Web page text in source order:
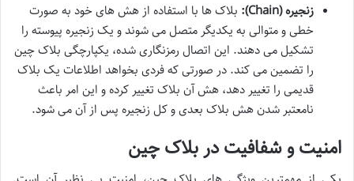
زنجیره (Chain):
بلاک ها با استفاده از هش های خود به صورت
خطی و متوالی به یکدیگر متصل می شوند و یک زنجیره پیوسته را
تشکیل می دهند. این اتصال رمزنگاری شده، یکپارچگی بلاک چین
را تضمین می کند. در صورتی که فردی بخواهد اطلاعات یک بلاک
قدیمی را تغییر دهد، هش آن بلاک تغییر کرده و این امر باعث
نامعتبر شدن هش بلاک بعدی و کل زنجیره پس از آن می شود.
امنیت و شفافیت در بلاک چین